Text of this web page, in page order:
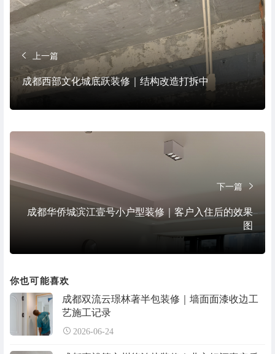
上一篇
成都西部文化城底跃装修｜结构改造打拆中
下一篇
成都华侨城滨江壹号小户型装修｜客户入住后的效果
图
你也可能喜欢
成都双流云璟林著半包装修｜墙面面漆收边工
艺施工记录
2026-06-24